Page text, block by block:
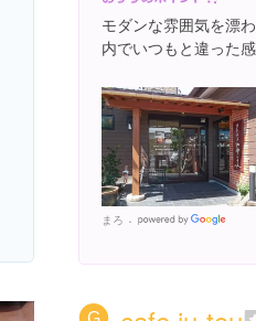
モダンな雰囲気を漂
内でいつもと違った感
まろ